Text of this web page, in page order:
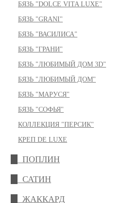
БЯЗЬ "DOLCE VITA LUXE"
БЯЗЬ "GRANI"
БЯЗЬ "ВАСИЛИСА"
БЯЗЬ "ГРАНИ"
БЯЗЬ "ЛЮБИМЫЙ ДОМ 3D"
БЯЗЬ "ЛЮБИМЫЙ ДОМ"
БЯЗЬ "МАРУСЯ"
БЯЗЬ "СОФЬЯ"
КОЛЛЕКЦИЯ "ПЕРСИК"
КРЕП DE LUXE
ПОПЛИН
САТИН
ЖАККАРД